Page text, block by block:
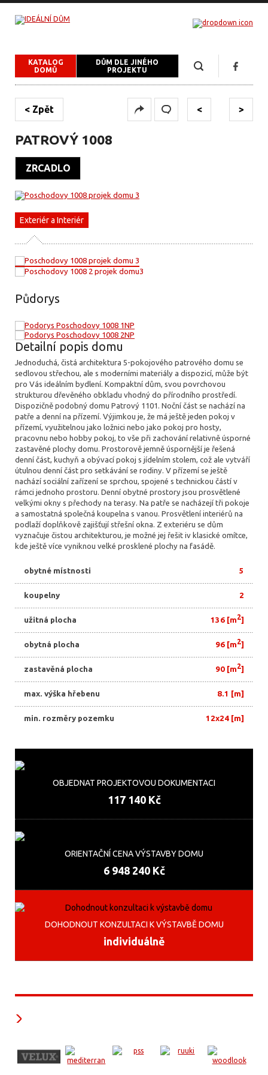
KATALOG
DOMŮ
DŮM DLE JINÉHO
PROJEKTU
>
<
< Zpět
PATROVÝ 1008
ZRCADLO
Exteriér a Interiér
Půdorys
Detailní popis domu
Jednoduchá, čistá architektura 5-pokojového patrového domu se
sedlovou střechou, ale s moderními materiály a dispozicí, může být
pro Vás ideálním bydlení. Kompaktní dům, svou povrchovou
strukturou dřevěného obkladu vhodný do přírodního prostředí.
Dispozičně podobný domu Patrový 1101. Noční část se nachází na
patře a denní na přízemí. Výjimkou je, že má ještě jeden pokoj v
přízemí, využitelnou jako ložnici nebo jako pokoj pro hosty,
pracovnu nebo hobby pokoj, to vše při zachování relativně úsporné
zastavěné plochy domu. Prostorově jemně úspornější je řešená
denní část, kuchyň a obývací pokoj s jídelním stolem, což ale vytváří
útulnou denní část pro setkávání se rodiny. V přízemí se ještě
nachází sociální zařízení se sprchou, spojené s technickou částí v
rámci jednoho prostoru. Denní obytné prostory jsou prosvětlené
velkými okny s přechody na terasy. Na patře se nacházejí tři pokoje
a samostatná společná koupelna s vanou. Prosvětlení interiérů na
podlaží doplňkově zajišťují střešní okna. Z exteriéru se dům
vyznačuje čistou architekturou, je možné jej řešit iv klasické omítce,
kde ještě více vyniknou velké prosklené plochy na fasádě.
obytné místnosti 5
koupelny 2
užitná plocha 136 [m2]
obytná plocha 96 [m2]
zastavěná plocha 90 [m2]
max. výška hřebenu 8.1 [m]
min. rozměry pozemku 12x24 [m]
OBJEDNAT PROJEKTOVOU DOKUMENTACI
117 140 Kč
ORIENTAČNÍ CENA VÝSTAVBY DOMU
6 948 240 Kč
DOHODNOUT KONZULTACI K VÝSTAVBĚ DOMU
individuálně